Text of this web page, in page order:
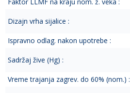
Dizajn vrha sijalice :
Ispravno odlag. nakon upotrebe :
Sadržaj žive (Hg) :
Vreme trajanja zagrev. do 60% (nom.) :